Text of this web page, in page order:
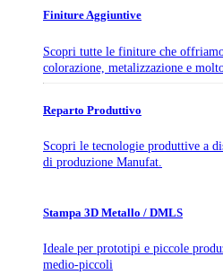
Finiture Aggiuntive
Scopri tutte le finiture che
colorazione, metalizzazione e
Reparto Produttivo
Scopri le tecnologie produttive a
di produzione Manufat.
Stampa 3D Metallo / DMLS
Ideale per prototipi e piccole
medio-piccoli